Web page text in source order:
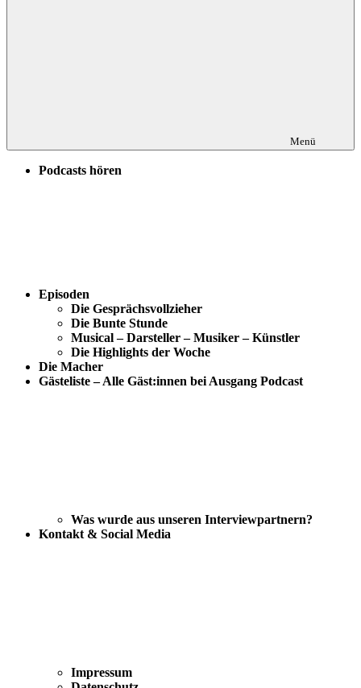
Menü
Podcasts hören
Episoden
Die Gesprächsvollzieher
Die Bunte Stunde
Musical – Darsteller – Musiker – Künstler
Die Highlights der Woche
Die Macher
Gästeliste – Alle Gäst:innen bei Ausgang Podcast
Was wurde aus unseren Interviewpartnern?
Kontakt & Social Media
Impressum